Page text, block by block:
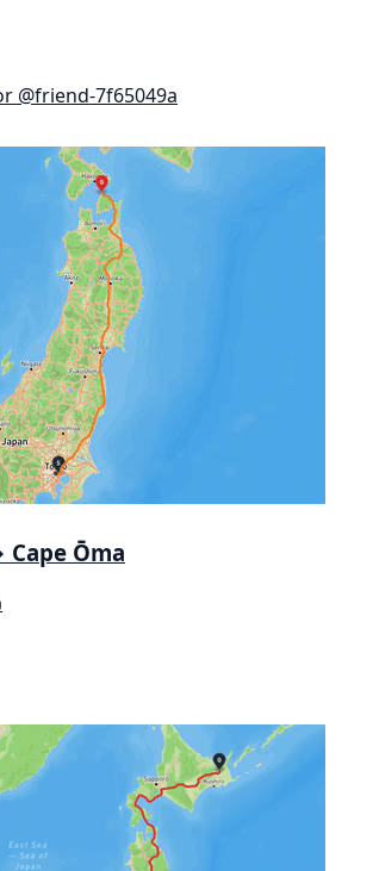
@friend-7f65049a
Cape Ōma